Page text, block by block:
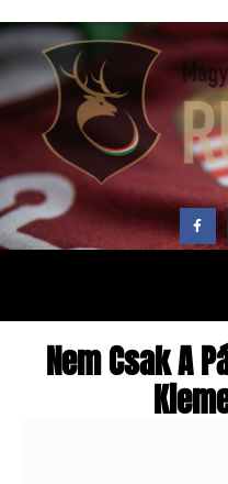
Nem Csak A